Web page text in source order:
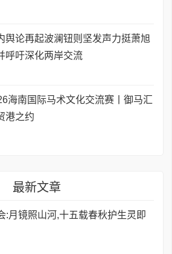
舆论再起波澜钮则坚发声力挺萧旭
呼吁深化两岸交流
海南国际马术文化交流赛丨御马汇
港之约
最新文章
:月镜照山河,十五载春秋护生灵即